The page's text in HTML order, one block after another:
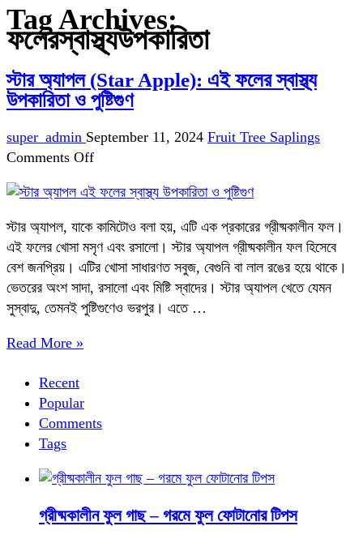
Tag Archives:
ফলেরস্বাস্থ্যউপকারিতা
স্টার অ্যাপল (Star Apple): এই ফলের স্বাস্থ্য
উপকারিতা ও পুষ্টিগুণ
super_admin September 11, 2024 Fruit Tree Saplings
Comments Offon
অ্যাপল
(Star
Apple):
এই
ফলের
স্বাস্থ্য
উপকারিতা
স্টার অ্যাপল, যাকে কামিটোও বলা হয়, এটি এক প্রকারের গ্রীষ্মকালীন ফল।
এই ফলের খোসা মসৃণ এবং রসালো। স্টার অ্যাপল গ্রীষ্মকালীন ফল হিসেবে
বেশ জনপ্রিয়। এটির খোসা সাধারণত সবুজ, বেগুনি বা লাল রঙের হয়ে থাকে।
ভেতরের অংশ সাদা, রসালো এবং মিষ্টি স্বাদের। স্টার অ্যাপল খেতে যেমন
সুস্বাদু, তেমনই পুষ্টিগুণেও ভরপুর। এতে …
Read More »
Recent
Popular
Comments
Tags
গ্রীষ্মকালীন ফুল গাছ – গরমে ফুল ফোটানোর টিপস